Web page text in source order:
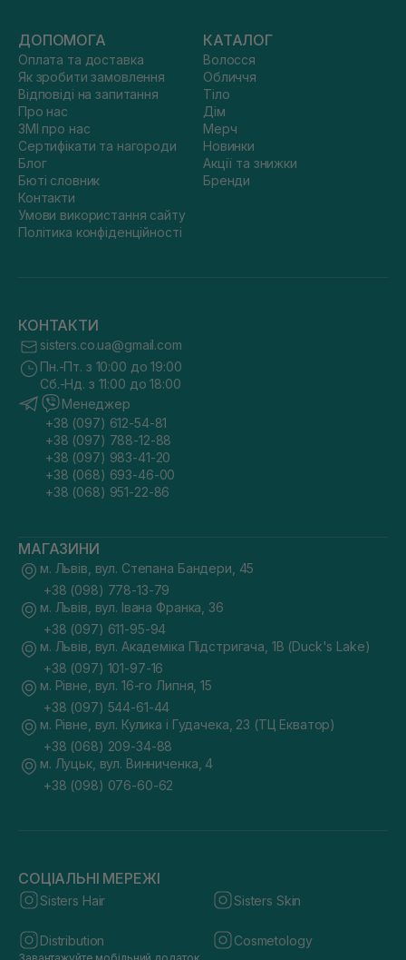
ДОПОМОГА
Оплата та доставка
Як зробити замовлення
Відповіді на запитання
Про нас
ЗМІ про нас
Сертифікати та нагороди
Блог
Бюті словник
Контакти
Умови використання сайту
Політика конфіденційності
КАТАЛОГ
Волосся
Обличчя
Тіло
Дім
Мерч
Новинки
Акції та знижки
Бренди
КОНТАКТИ
sisters.co.ua@gmail.com
Пн.-Пт. з 10:00 до 19:00
Сб.-Нд. з 11:00 до 18:00
Менеджер
+38 (097) 612-54-81
+38 (097) 788-12-88
+38 (097) 983-41-20
+38 (068) 693-46-00
+38 (068) 951-22-86
МАГАЗИНИ
м. Львів, вул. Степана Бандери, 45
+38 (098) 778-13-79
м. Львів, вул. Івана Франка, 36
+38 (097) 611-95-94
м. Львів, вул. Академіка Підстригача, 1В (Duck's Lake)
+38 (097) 101-97-16
м. Рівне, вул. 16-го Липня, 15
+38 (097) 544-61-44
м. Рівне, вул. Кулика і Гудачека, 23 (ТЦ Екватор)
+38 (068) 209-34-88
м. Луцьк, вул. Винниченка, 4
+38 (098) 076-60-62
СОЦІАЛЬНІ МЕРЕЖІ
Sisters Hair Sisters Skin
Distribution Cosmetology